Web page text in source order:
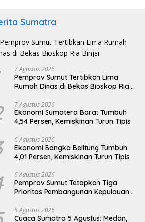
Sumatra
7 Agustus 2026
Pemprov Sumut Tertibkan Lima
Rumah Dinas di Bekas Bioskop Ria
7 Agustus 2026
Ekonomi Sumatera Barat Tumbuh
4,54 Persen, Kemiskinan Turun Tipis
6 Agustus 2026
Ekonomi Bangka Belitung Tumbuh
4,01 Persen, Kemiskinan Turun Tipis
6 Agustus 2026
Pemprov Sumut Tetapkan Tiga
Prioritas Pembangunan Kepulauan
5 Agustus 2026
Cuaca Sumatra 5 Agustus: Medan,